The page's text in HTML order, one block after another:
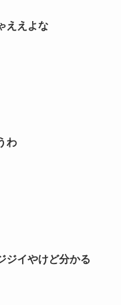
ええよな
わ
ジイやけど分かる